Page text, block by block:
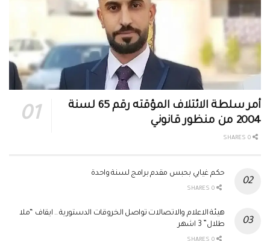
أمر سلطة الائتلاف المؤقته رقم 65 لسنة
2004 من منظور قانوني
حكم غيابي بحبس مقدم برامج لسنة واحدة
هيئة الاعلام والاتصالات تواصل الخروقات الدستورية .. ايقاف “ملا
طلال” 3 اشهر